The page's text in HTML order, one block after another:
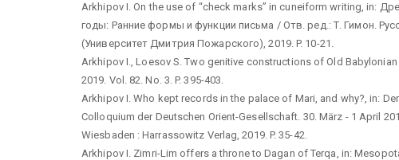
Arkhipov I. On the use of “check marks” in cuneiform writing, in:
годы: Ранние формы и функции письма / Отв. ред.: Т. Гимон.
(Университет Дмитрия Пожарского), 2019. P. 10-21.
Arkhipov I., Loesov S. Two genitive constructions of Old
2019. Vol. 82. No. 3. P. 395-403.
Arkhipov I. Who kept records in the palace of Mari, and why?, in:
Colloquium der Deutschen Orient-Gesellschaft. 30. März - 1 April
Wiesbaden : Harrassowitz Verlag, 2019. P. 35-42.
Arkhipov I. Zimri-Lim offers a throne to Dagan of Terqa, in: